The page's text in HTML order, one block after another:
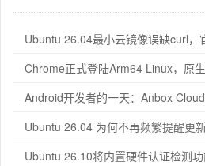
Ubuntu 26.04最小云镜像误缺curl，
Chrome正式登陆Arm64 Linux，原
Android开发者的一天：Anbox
Ubuntu 26.04 为何不再频繁提醒更新
Ubuntu 26.10将内置硬件认证检测